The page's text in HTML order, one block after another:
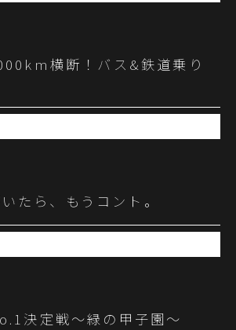
横断！バス&鉄道乗り
たら、もうコント。
決定戦～緑の甲子園～